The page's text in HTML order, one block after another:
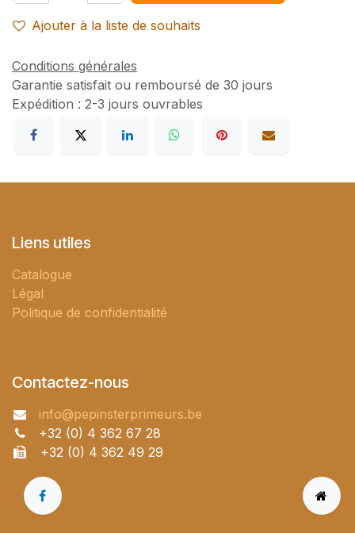
Ajouter à la liste de souhaits
Conditions générales
Garantie satisfait ou remboursé de 30 jours
Expédition : 2-3 jours ouvrables
Liens utiles
Catalogue
Légal
Politique de confidentialité
Contactez-nous
info@pepinsterprimeurs.be
+32 (0) 4 362 67 28
+32 (0) 4 362 49 29